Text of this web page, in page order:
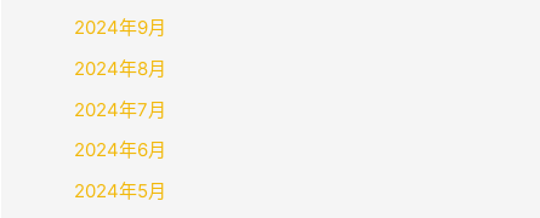
2024年9月
2024年8月
2024年7月
2024年6月
2024年5月